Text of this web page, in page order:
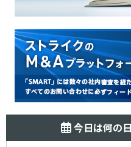
今日は何の